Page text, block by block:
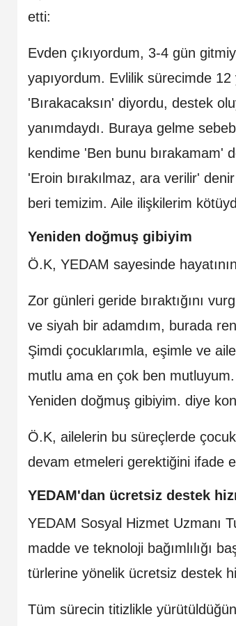
etti:
Evden çıkıyordum, 3-4 gün
yapıyordum. Evlilik sürecimde
'Bırakacaksın' diyordu, destek
yanımdaydı. Buraya gelme
kendime 'Ben bunu bırakamam'
'Eroin bırakılmaz, ara verilir'
beri temizim. Aile ilişkilerim
Yeniden doğmuş gibiyim
Ö.K, YEDAM sayesinde
Zor günleri geride bıraktığını
ve siyah bir adamdım, burada
Şimdi çocuklarımla, eşimle ve
mutlu ama en çok ben
Yeniden doğmuş gibiyim. diye
Ö.K, ailelerin bu süreçlerde
devam etmeleri gerektiğini ifade
YEDAM'dan ücretsiz destek
YEDAM Sosyal Hizmet Uzmanı
madde ve teknoloji bağımlılığı
türlerine yönelik ücretsiz destek
Tüm sürecin titizlikle